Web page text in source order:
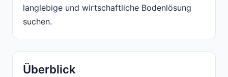
langlebige und wirtschaftliche Bodenlösung
suchen.
Überblick